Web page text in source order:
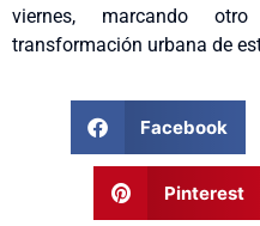
viernes, marcando
transformación urbana de
Facebook
Pinterest